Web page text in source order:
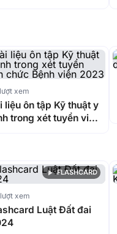
xem
liệu ôn tập Kỹ thuật y
trong xét tuyển viên
FLASHCARD
xem
Luật Đất đai